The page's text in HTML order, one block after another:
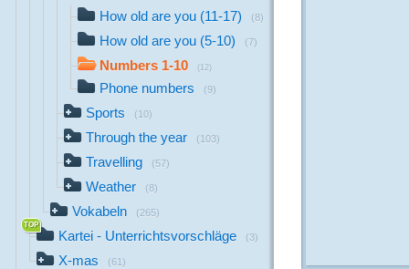
How old are you (11-17) (8)
How old are you (5-10) (7)
Numbers 1-10 (12)
Phone numbers (9)
Sports (10)
Through the year (103)
Travelling (57)
Weather (8)
Vokabeln (265)
Kartei - Unterrichtsvorschläge (3)
X-mas (61)